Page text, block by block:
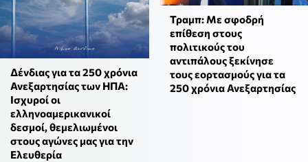
Δένδιας για τα 250 χρόνια
Ανεξαρτησίας των ΗΠΑ:
Ισχυροί οι
ελληνοαμερικανικοί
δεσμοί, θεμελιωμένοι
στους αγώνες μας για την
Ελευθερία
Τραμπ: Με σφοδρή
επίθεση στους
πολιτικούς του
αντιπάλους ξεκίνησε
τους εορτασμούς για τα
250 χρόνια Ανεξαρτησίας